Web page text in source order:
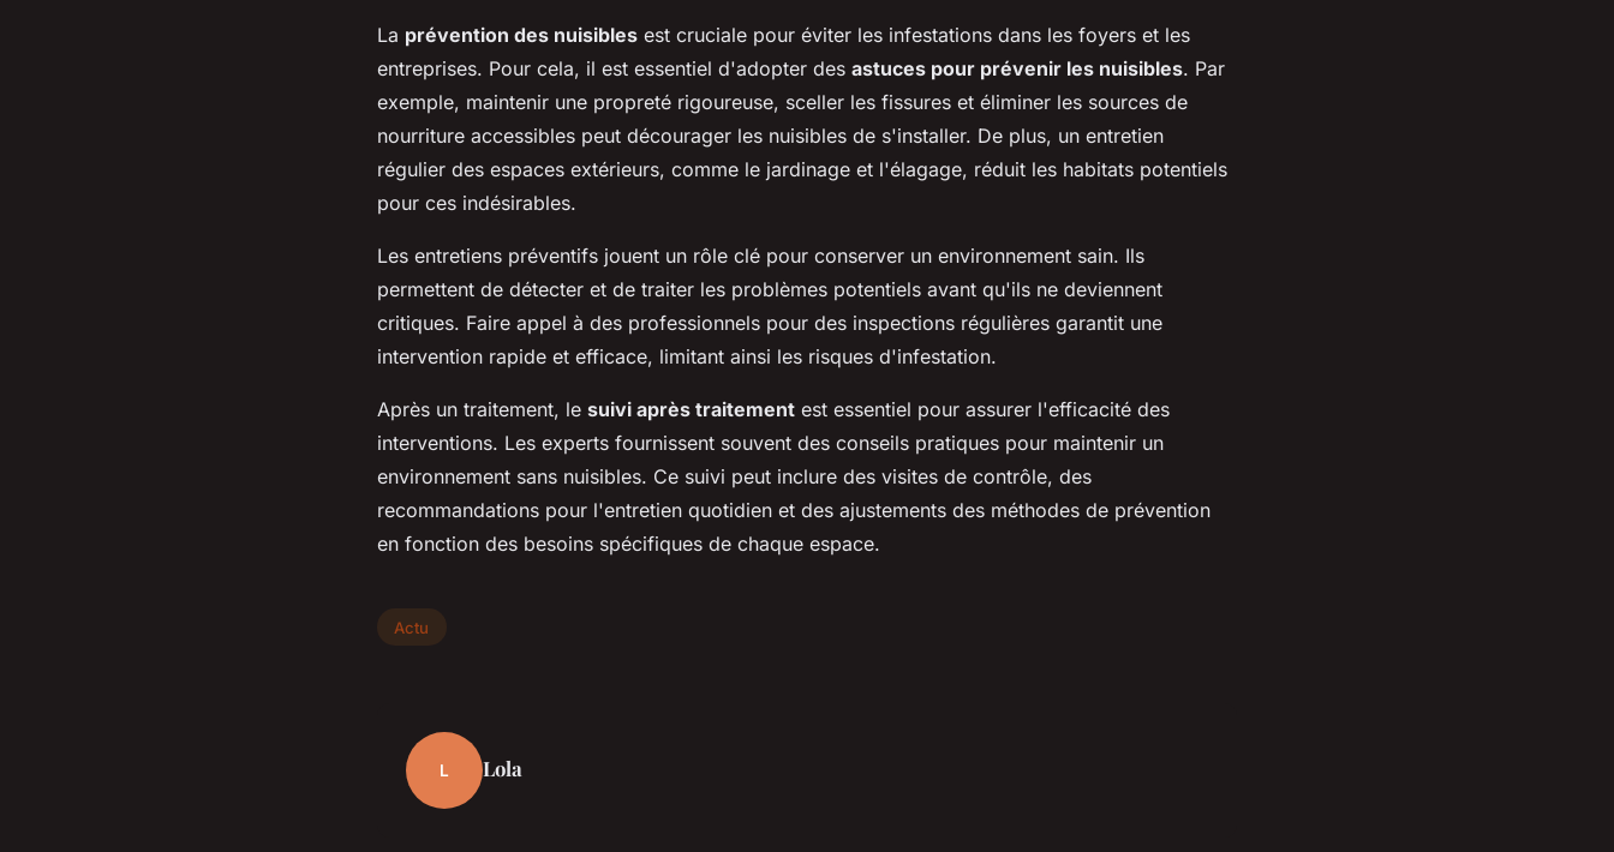
La prévention des nuisibles est cruciale pour éviter les infestations dans les foyers et les
entreprises. Pour cela, il est essentiel d'adopter des astuces pour prévenir les nuisibles. Par
exemple, maintenir une propreté rigoureuse, sceller les fissures et éliminer les sources de
nourriture accessibles peut décourager les nuisibles de s'installer. De plus, un entretien
régulier des espaces extérieurs, comme le jardinage et l'élagage, réduit les habitats potentiels
pour ces indésirables.
Les entretiens préventifs jouent un rôle clé pour conserver un environnement sain. Ils
permettent de détecter et de traiter les problèmes potentiels avant qu'ils ne deviennent
critiques. Faire appel à des professionnels pour des inspections régulières garantit une
intervention rapide et efficace, limitant ainsi les risques d'infestation.
Après un traitement, le suivi après traitement est essentiel pour assurer l'efficacité des
interventions. Les experts fournissent souvent des conseils pratiques pour maintenir un
environnement sans nuisibles. Ce suivi peut inclure des visites de contrôle, des
recommandations pour l'entretien quotidien et des ajustements des méthodes de prévention
en fonction des besoins spécifiques de chaque espace.
Actu
L Lola